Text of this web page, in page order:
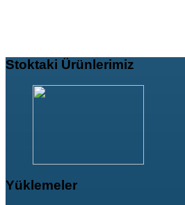
Stoktaki Ürünlerimiz
Yüklemeler